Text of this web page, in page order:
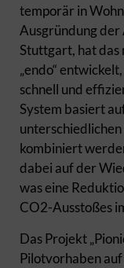
temporär in
Ausgründung
Stuttgart, hat das
„endo“
schnell und
System basiert
kombiniert
dabei auf der
was eine
CO2-Ausstoßes
Das Projekt
Pilotvorhaben